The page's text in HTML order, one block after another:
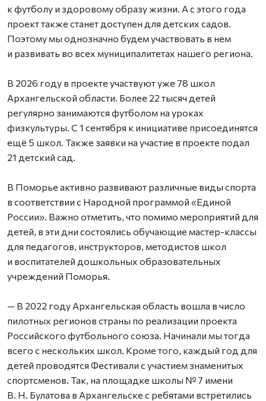
к футболу и здоровому образу жизни. А с этого года
проект также станет доступен для детских садов.
Поэтому мы однозначно будем участвовать в нем
и развивать во всех муниципалитетах нашего региона.
В 2026 году в проекте участвуют уже 78 школ
Архангельской области. Более 22 тысяч детей
регулярно занимаются футболом на уроках
физкультуры. С 1 сентября к инициативе присоединятся
ещё 5 школ. Также заявки на участие в проекте подал
21 детский сад.
В Поморье активно развивают различные виды спорта
в соответствии с Народной программой «Единой
России». Важно отметить, что помимо мероприятий для
детей, в эти дни состоялись обучающие мастер-классы
для педагогов, инструкторов, методистов школ
и воспитателей дошкольных образовательных
учреждений Поморья.
— В 2022 году Архангельская область вошла в число
пилотных регионов страны по реализации проекта
Российского футбольного союза. Начинали мы тогда
всего с нескольких школ. Кроме того, каждый год для
детей проводятся Фестивали с участием знаменитых
спортсменов. Так, на площадке школы № 7 имени
В. Н. Булатова в Архангельске с ребятами встретились